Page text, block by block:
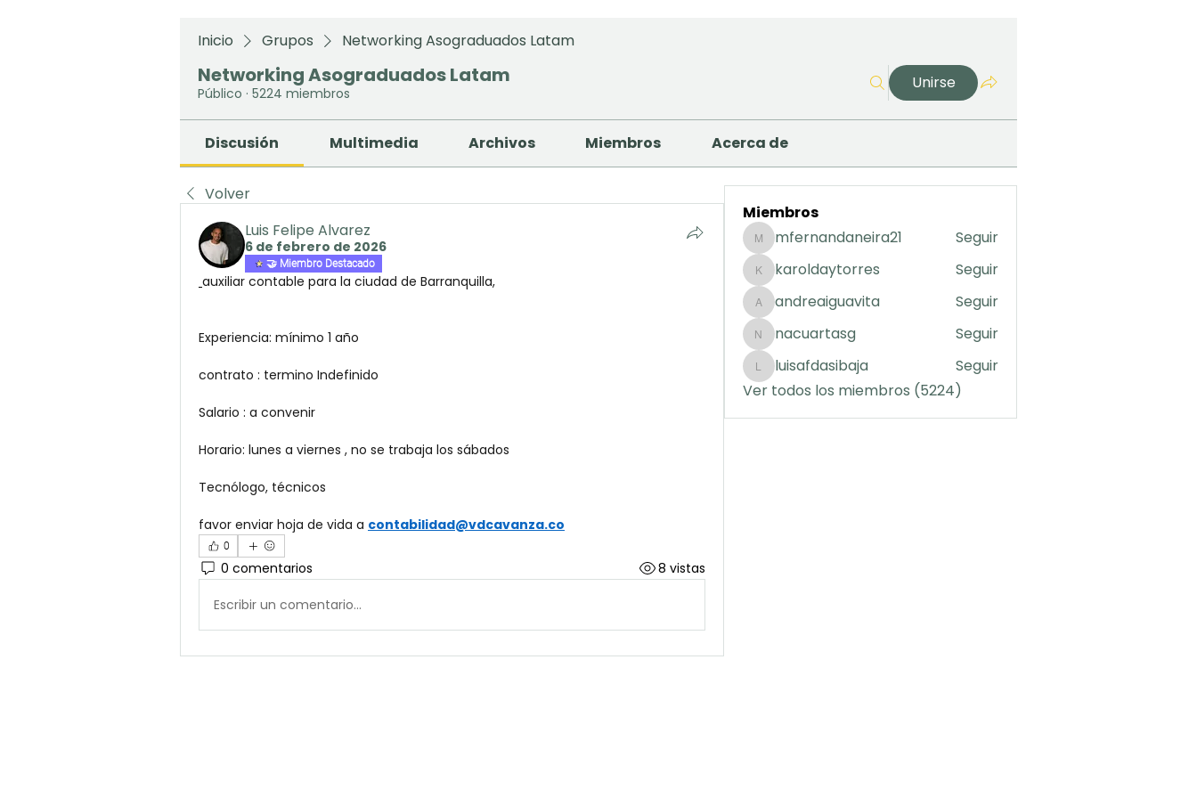
Inicio Grupos Networking Asograduados Latam
Networking Asograduados Latam
Público · 5224 miembros
Unirse
Discusión Multimedia Archivos Miembros Acerca de
Volver
Luis Felipe Alvarez
6 de febrero de 2026
🤝 Miembro Destacado
auxiliar contable para la ciudad de Barranquilla,
Experiencia: mínimo 1 año
contrato : termino Indefinido
Salario : a convenir
Horario: lunes a viernes , no se trabaja los sábados
Tecnólogo, técnicos
favor enviar hoja de vida a contabilidad@vdcavanza.co
0
0 comentarios 8 vistas
Escribir un comentario...
Miembros
mfernandaneira21
mfernandaneira21 Seguir
karoldaytorres
karoldaytorres Seguir
andreaiguavita
andreaiguavita Seguir
nacuartasg
nacuartasg Seguir
luisafdasibaja
luisafdasibaja
Seguir
Ver todos los miembros (5224)